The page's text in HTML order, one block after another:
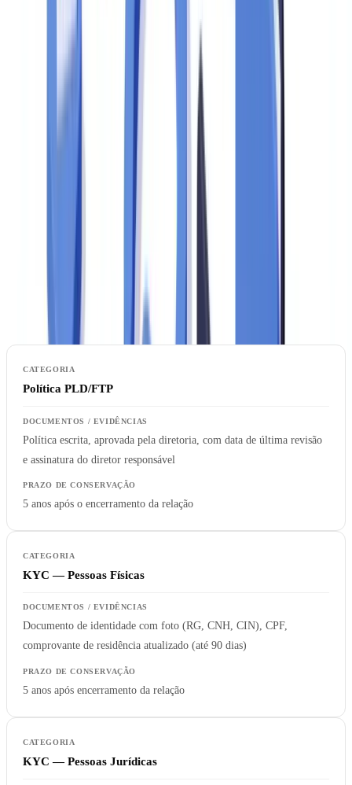
ou ao dobro do valor da operação irregular. A inabilitação de
administradores e a publicação pública da advertência são
penalidades adicionais. A CVM pode aplicar multas de até R$ 50
milhões para infrações graves no mercado de capitais, conforme a
Checklist completa: documentos a preparar antes
A checklist a seguir consolida as exigências mais recorrentes
identificadas em inspeções do Bacen, COAF e CVM. Organize os
documentos por categoria antes do controle.
Política PLD/FTP
Política escrita, aprovada pela diretoria, com data de última revisão
e assinatura do diretor responsável
5 anos após o encerramento da relação
KYC — Pessoas Físicas
Documento de identidade com foto (RG, CNH, CIN), CPF,
comprovante de residência atualizado (até 90 dias)
5 anos após encerramento da relação
KYC — Pessoas Jurídicas